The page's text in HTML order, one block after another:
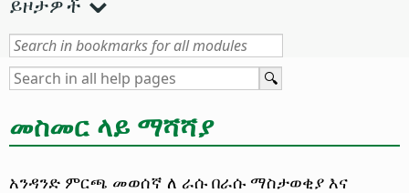
መስመር ላይ ማሻሻያ
አንዳንድ ምርጫ መወሰኛ ለ ራሱ በራሱ ማስታወቂያ እና